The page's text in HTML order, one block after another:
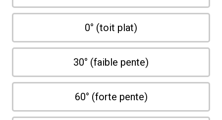
0° (toit plat)
30° (faible pente)
60° (forte pente)